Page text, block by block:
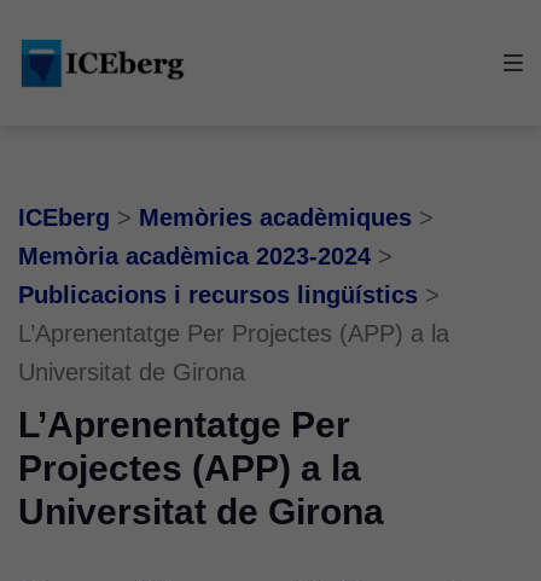
main
content
footer
ICEberg > Memòries acadèmiques >
Memòria acadèmica 2023-2024 >
Publicacions i recursos lingüístics >
L’Aprenentatge Per Projectes (APP) a la
Universitat de Girona
L’Aprenentatge Per
Projectes (APP) a la
Universitat de Girona